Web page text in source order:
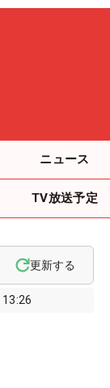
ニュース
TV放送予定
13:26
更新する